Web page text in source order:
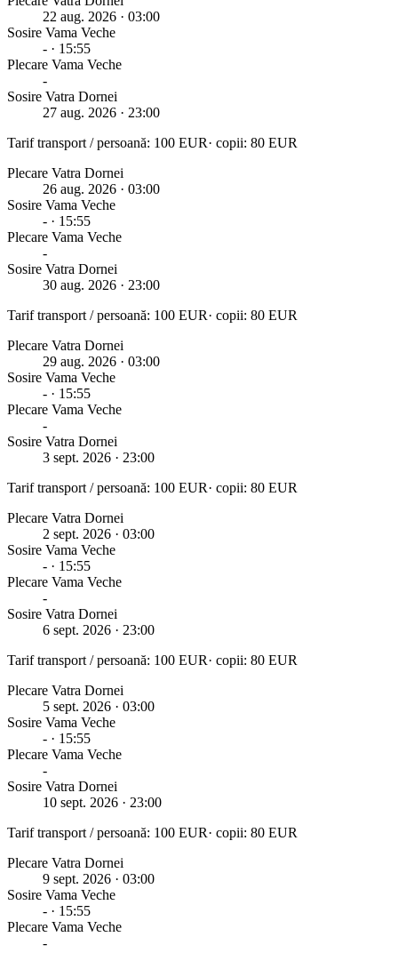
22 aug. 2026 · 03:00
Sosire Vama Veche
- · 15:55
Plecare Vama Veche
-
Sosire Vatra Dornei
27 aug. 2026 · 23:00
Tarif transport / persoană: 100 EUR· copii: 80 EUR
Plecare Vatra Dornei
26 aug. 2026 · 03:00
Sosire Vama Veche
- · 15:55
Plecare Vama Veche
-
Sosire Vatra Dornei
30 aug. 2026 · 23:00
Tarif transport / persoană: 100 EUR· copii: 80 EUR
Plecare Vatra Dornei
29 aug. 2026 · 03:00
Sosire Vama Veche
- · 15:55
Plecare Vama Veche
-
Sosire Vatra Dornei
3 sept. 2026 · 23:00
Tarif transport / persoană: 100 EUR· copii: 80 EUR
Plecare Vatra Dornei
2 sept. 2026 · 03:00
Sosire Vama Veche
- · 15:55
Plecare Vama Veche
-
Sosire Vatra Dornei
6 sept. 2026 · 23:00
Tarif transport / persoană: 100 EUR· copii: 80 EUR
Plecare Vatra Dornei
5 sept. 2026 · 03:00
Sosire Vama Veche
- · 15:55
Plecare Vama Veche
-
Sosire Vatra Dornei
10 sept. 2026 · 23:00
Tarif transport / persoană: 100 EUR· copii: 80 EUR
Plecare Vatra Dornei
9 sept. 2026 · 03:00
Sosire Vama Veche
- · 15:55
Plecare Vama Veche
-